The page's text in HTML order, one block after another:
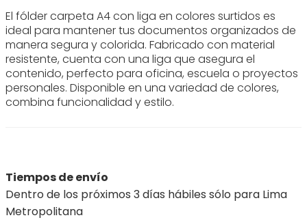
El fólder carpeta A4 con liga en colores surtidos es
ideal para mantener tus documentos organizados de
manera segura y colorida. Fabricado con material
resistente, cuenta con una liga que asegura el
contenido, perfecto para oficina, escuela o proyectos
personales. Disponible en una variedad de colores,
combina funcionalidad y estilo.
Tiempos de envío
Dentro de los próximos 3 días hábiles sólo para Lima
Metropolitana